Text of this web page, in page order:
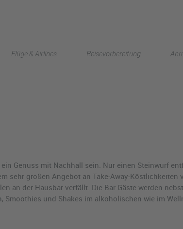
Flüge & Airlines Reisevorbereitung
Genuss mit Nachhall sein. Nur einen Steinwurf
sehr großen Angebot an Take-Away-Köstlichkeiten
an der Hausbar verfällt. Die Bar-Gäste werden
und Shakes im alkoholischen wie im